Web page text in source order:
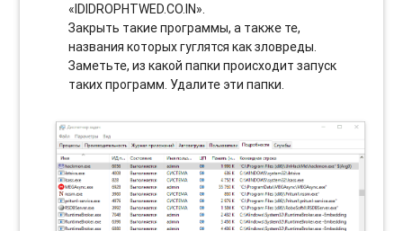
«IDIDROPHTWED.CO.IN».
Закрыть такие программы, а также те,
названия которых гуглятся как зловреды.
Заметьте, из какой папки происходит запуск
таких программ. Удалите эти папки.